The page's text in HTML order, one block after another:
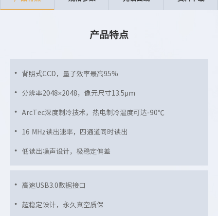
产品特点
背照式CCD，量子效率最高95%
分辨率2048×2048，像元尺寸13.5μm
ArcTec深度制冷技术，热电制冷温度可达-90℃
16 MHz读出速率，四通道同时读出
低读出噪声设计，极稳定偏差
高速USB3.0数据接口
超稳定设计，永久真空质保